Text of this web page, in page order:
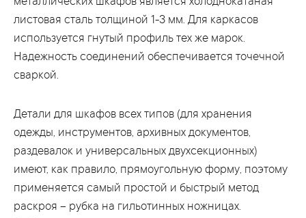
листовая сталь толщиной 1-3 мм. Для каркасов
используется гнутый профиль тех же марок.
Надежность соединений обеспечивается точечной
сваркой.
Детали для шкафов всех типов (для хранения
одежды, инструментов, архивных документов,
раздевалок и универсальных двухсекционных)
имеют, как правило, прямоугольную форму, поэтому
применяется самый простой и быстрый метод
раскроя – рубка на гильотинных ножницах.